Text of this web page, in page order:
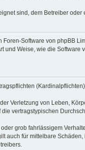
sind, dem Betreiber oder
Foren-Software von phpBB
Weise, wie die
Verletzung von Leben,
vertragstypischen
grob fahrlässigem
auch für mittelbare